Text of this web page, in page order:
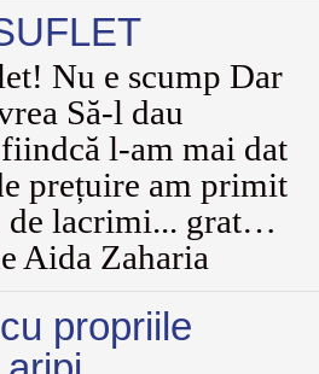
Nu e scump Dar
Să-l dau
fiindcă l-am mai dat
prețuire am primit
de lacrimi... grat…
Aida Zaharia
propriile